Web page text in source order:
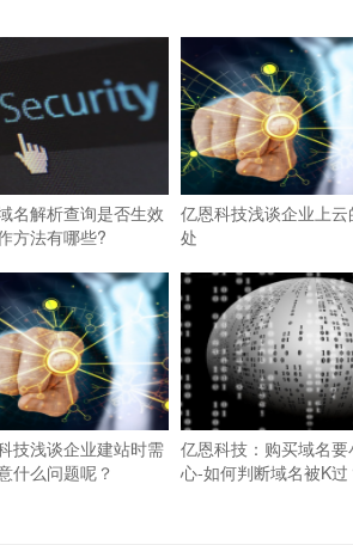
名解析查询是否生效
方法有哪些?
亿恩科技浅谈企业上云
处
技浅谈企业建站时需
什么问题呢？
亿恩科技：购买域名要
心-如何判断域名被K过